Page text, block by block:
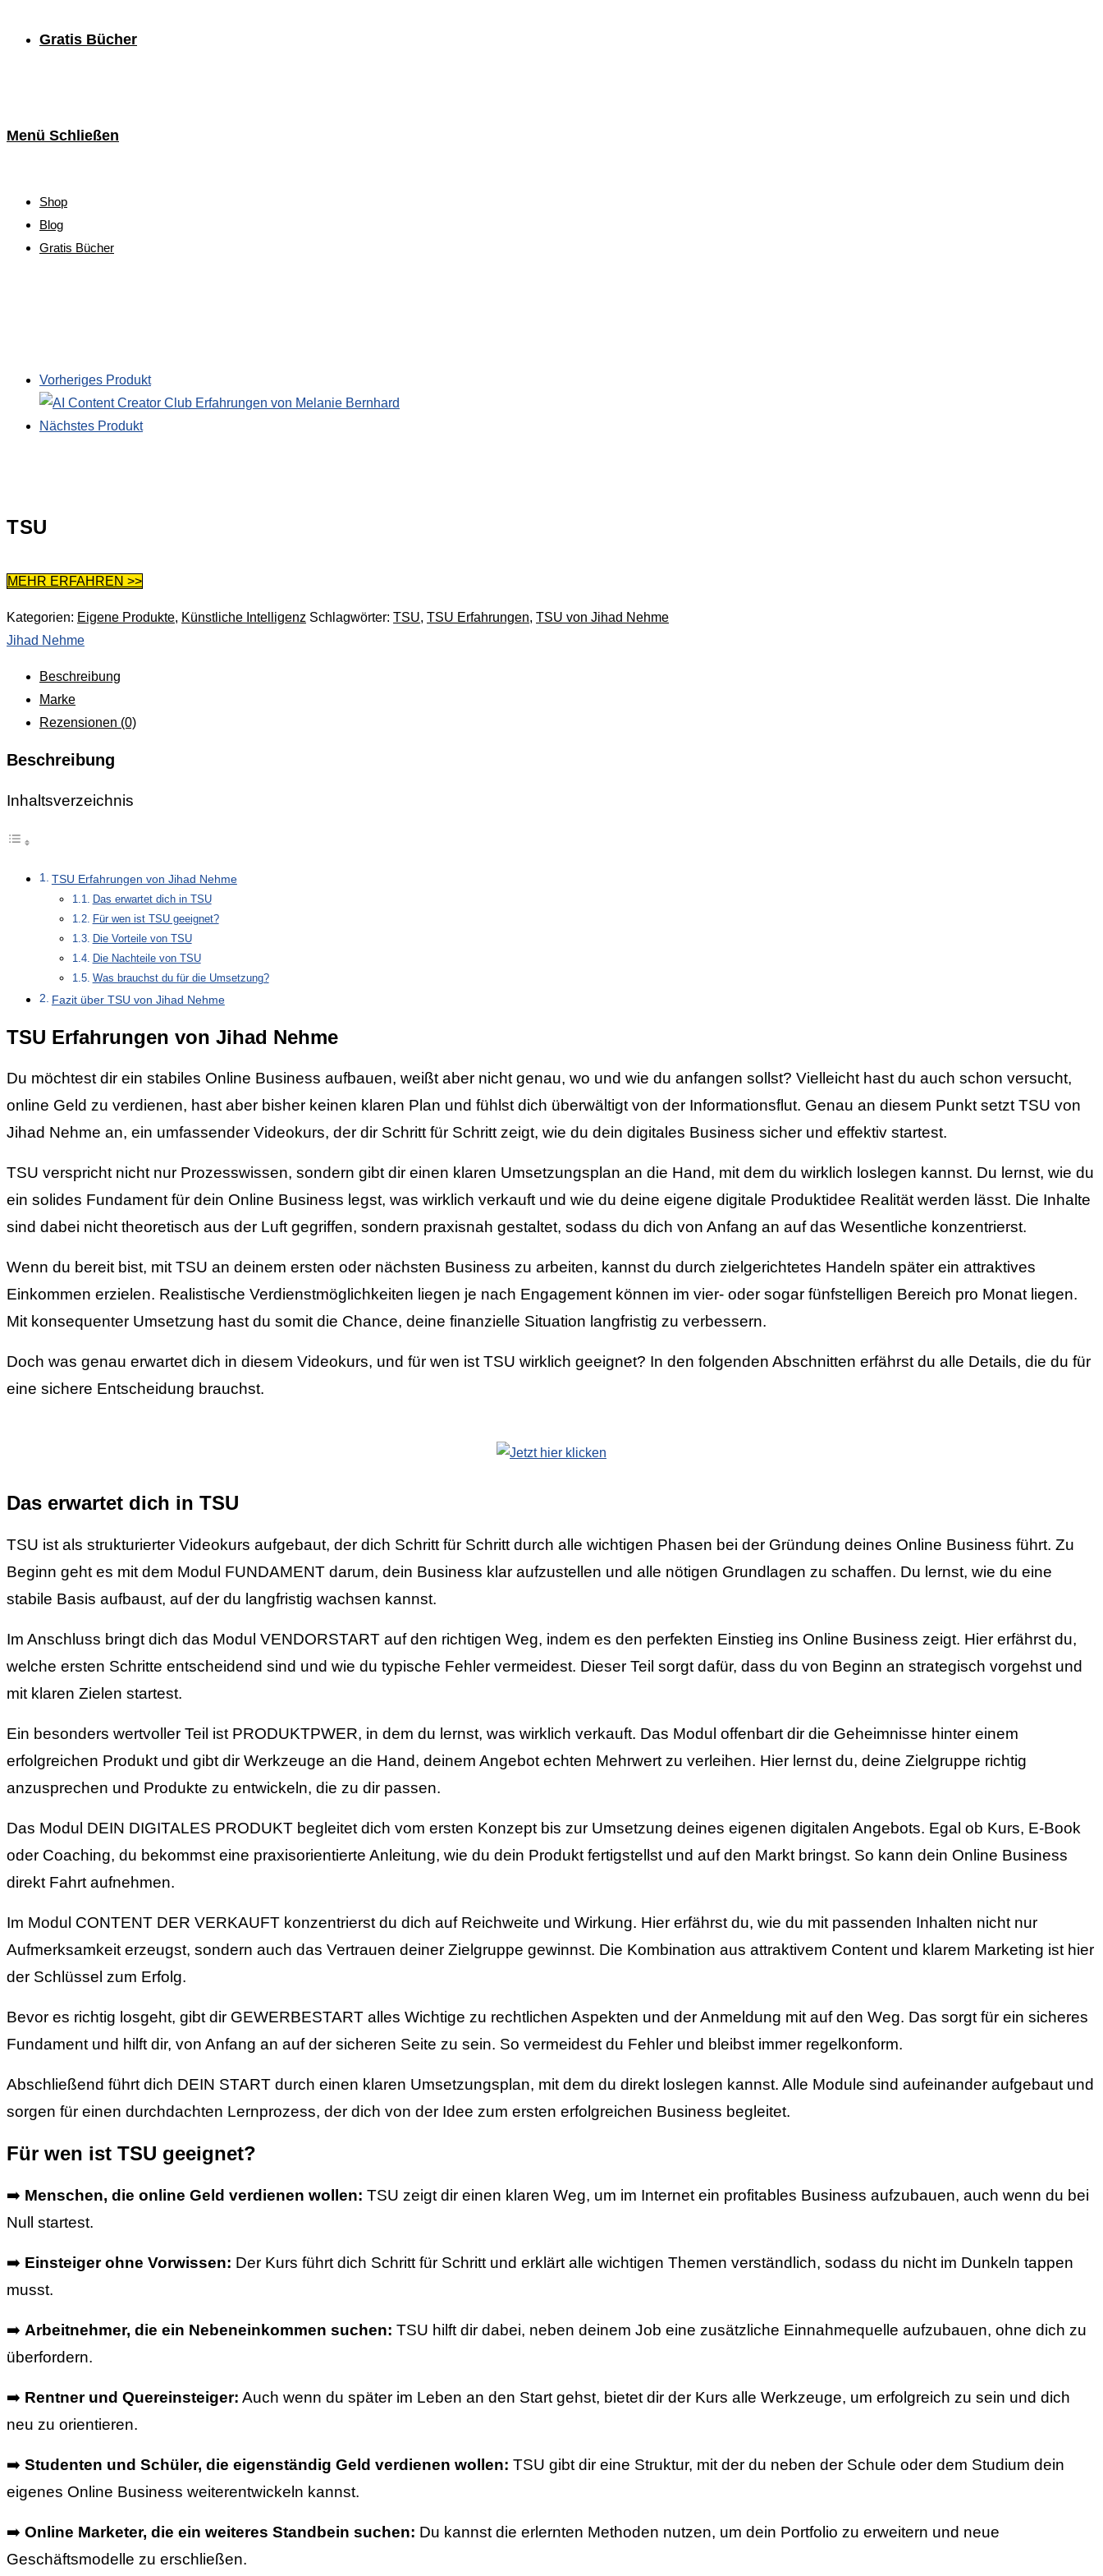
Gratis Bücher
Menü Schließen
Shop
Blog
Gratis Bücher
Vorheriges Produkt
Nächstes Produkt
TSU
MEHR ERFAHREN >>
Kategorien: Eigene Produkte, Künstliche Intelligenz Schlagwörter: TSU, TSU Erfahrungen, TSU von Jihad Nehme
Jihad Nehme
Beschreibung
Marke
Rezensionen (0)
Beschreibung
Inhaltsverzeichnis
TSU Erfahrungen von Jihad Nehme
Das erwartet dich in TSU
Für wen ist TSU geeignet?
Die Vorteile von TSU
Die Nachteile von TSU
Was brauchst du für die Umsetzung?
Fazit über TSU von Jihad Nehme
TSU Erfahrungen von Jihad Nehme
Du möchtest dir ein stabiles Online Business aufbauen, weißt aber nicht genau, wo und wie du anfangen sollst? Vielleicht hast du auch schon versucht,
online Geld zu verdienen, hast aber bisher keinen klaren Plan und fühlst dich überwältigt von der Informationsflut. Genau an diesem Punkt setzt TSU von
Jihad Nehme an, ein umfassender Videokurs, der dir Schritt für Schritt zeigt, wie du dein digitales Business sicher und effektiv startest.
TSU verspricht nicht nur Prozesswissen, sondern gibt dir einen klaren Umsetzungsplan an die Hand, mit dem du wirklich loslegen kannst. Du lernst, wie du
ein solides Fundament für dein Online Business legst, was wirklich verkauft und wie du deine eigene digitale Produktidee Realität werden lässt. Die Inhalte
sind dabei nicht theoretisch aus der Luft gegriffen, sondern praxisnah gestaltet, sodass du dich von Anfang an auf das Wesentliche konzentrierst.
Wenn du bereit bist, mit TSU an deinem ersten oder nächsten Business zu arbeiten, kannst du durch zielgerichtetes Handeln später ein attraktives
Einkommen erzielen. Realistische Verdienstmöglichkeiten liegen je nach Engagement können im vier- oder sogar fünfstelligen Bereich pro Monat liegen.
Mit konsequenter Umsetzung hast du somit die Chance, deine finanzielle Situation langfristig zu verbessern.
Doch was genau erwartet dich in diesem Videokurs, und für wen ist TSU wirklich geeignet? In den folgenden Abschnitten erfährst du alle Details, die du für
eine sichere Entscheidung brauchst.
Das erwartet dich in TSU
TSU ist als strukturierter Videokurs aufgebaut, der dich Schritt für Schritt durch alle wichtigen Phasen bei der Gründung deines Online Business führt. Zu
Beginn geht es mit dem Modul FUNDAMENT darum, dein Business klar aufzustellen und alle nötigen Grundlagen zu schaffen. Du lernst, wie du eine
stabile Basis aufbaust, auf der du langfristig wachsen kannst.
Im Anschluss bringt dich das Modul VENDORSTART auf den richtigen Weg, indem es den perfekten Einstieg ins Online Business zeigt. Hier erfährst du,
welche ersten Schritte entscheidend sind und wie du typische Fehler vermeidest. Dieser Teil sorgt dafür, dass du von Beginn an strategisch vorgehst und
mit klaren Zielen startest.
Ein besonders wertvoller Teil ist PRODUKTPWER, in dem du lernst, was wirklich verkauft. Das Modul offenbart dir die Geheimnisse hinter einem
erfolgreichen Produkt und gibt dir Werkzeuge an die Hand, deinem Angebot echten Mehrwert zu verleihen. Hier lernst du, deine Zielgruppe richtig
anzusprechen und Produkte zu entwickeln, die zu dir passen.
Das Modul DEIN DIGITALES PRODUKT begleitet dich vom ersten Konzept bis zur Umsetzung deines eigenen digitalen Angebots. Egal ob Kurs, E-Book
oder Coaching, du bekommst eine praxisorientierte Anleitung, wie du dein Produkt fertigstellst und auf den Markt bringst. So kann dein Online Business
direkt Fahrt aufnehmen.
Im Modul CONTENT DER VERKAUFT konzentrierst du dich auf Reichweite und Wirkung. Hier erfährst du, wie du mit passenden Inhalten nicht nur
Aufmerksamkeit erzeugst, sondern auch das Vertrauen deiner Zielgruppe gewinnst. Die Kombination aus attraktivem Content und klarem Marketing ist hier
der Schlüssel zum Erfolg.
Bevor es richtig losgeht, gibt dir GEWERBESTART alles Wichtige zu rechtlichen Aspekten und der Anmeldung mit auf den Weg. Das sorgt für ein sicheres
Fundament und hilft dir, von Anfang an auf der sicheren Seite zu sein. So vermeidest du Fehler und bleibst immer regelkonform.
Abschließend führt dich DEIN START durch einen klaren Umsetzungsplan, mit dem du direkt loslegen kannst. Alle Module sind aufeinander aufgebaut und
sorgen für einen durchdachten Lernprozess, der dich von der Idee zum ersten erfolgreichen Business begleitet.
Für wen ist TSU geeignet?
➡️ Menschen, die online Geld verdienen wollen: TSU zeigt dir einen klaren Weg, um im Internet ein profitables Business aufzubauen, auch wenn du bei
Null startest.
➡️ Einsteiger ohne Vorwissen: Der Kurs führt dich Schritt für Schritt und erklärt alle wichtigen Themen verständlich, sodass du nicht im Dunkeln tappen
musst.
➡️ Arbeitnehmer, die ein Nebeneinkommen suchen: TSU hilft dir dabei, neben deinem Job eine zusätzliche Einnahmequelle aufzubauen, ohne dich zu
überfordern.
➡️ Rentner und Quereinsteiger: Auch wenn du später im Leben an den Start gehst, bietet dir der Kurs alle Werkzeuge, um erfolgreich zu sein und dich
neu zu orientieren.
➡️ Studenten und Schüler, die eigenständig Geld verdienen wollen: TSU gibt dir eine Struktur, mit der du neben der Schule oder dem Studium dein
eigenes Online Business weiterentwickeln kannst.
➡️ Online Marketer, die ein weiteres Standbein suchen: Du kannst die erlernten Methoden nutzen, um dein Portfolio zu erweitern und neue
Geschäftsmodelle zu erschließen.